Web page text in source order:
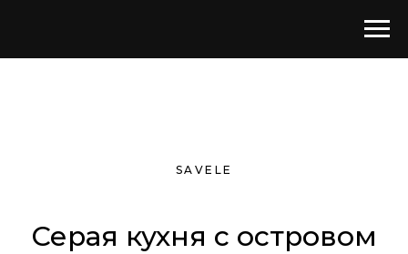
SAVELE
Серая кухня с островом